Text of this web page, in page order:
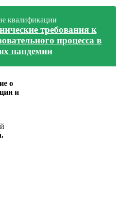
квалификации
требования к
процесса в
пандемии
о
и